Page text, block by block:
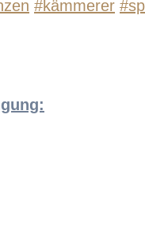
#kämmerer